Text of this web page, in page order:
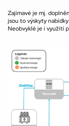
Zajímavé je mj.
jsou to výskyty
Neobvyklé je i využití